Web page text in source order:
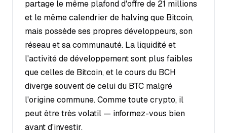
partage le même plafond d'offre de 21 millions
et le même calendrier de halving que Bitcoin,
mais possède ses propres développeurs, son
réseau et sa communauté. La liquidité et
l'activité de développement sont plus faibles
que celles de Bitcoin, et le cours du BCH
diverge souvent de celui du BTC malgré
l'origine commune. Comme toute crypto, il
peut être très volatil — informez-vous bien
avant d'investir.